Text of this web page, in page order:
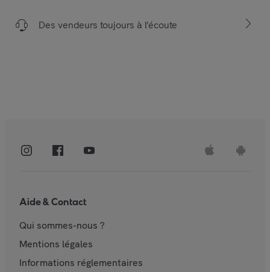
Des vendeurs toujours à l’écoute
Aide & Contact
Qui sommes-nous ?
Mentions légales
Informations réglementaires